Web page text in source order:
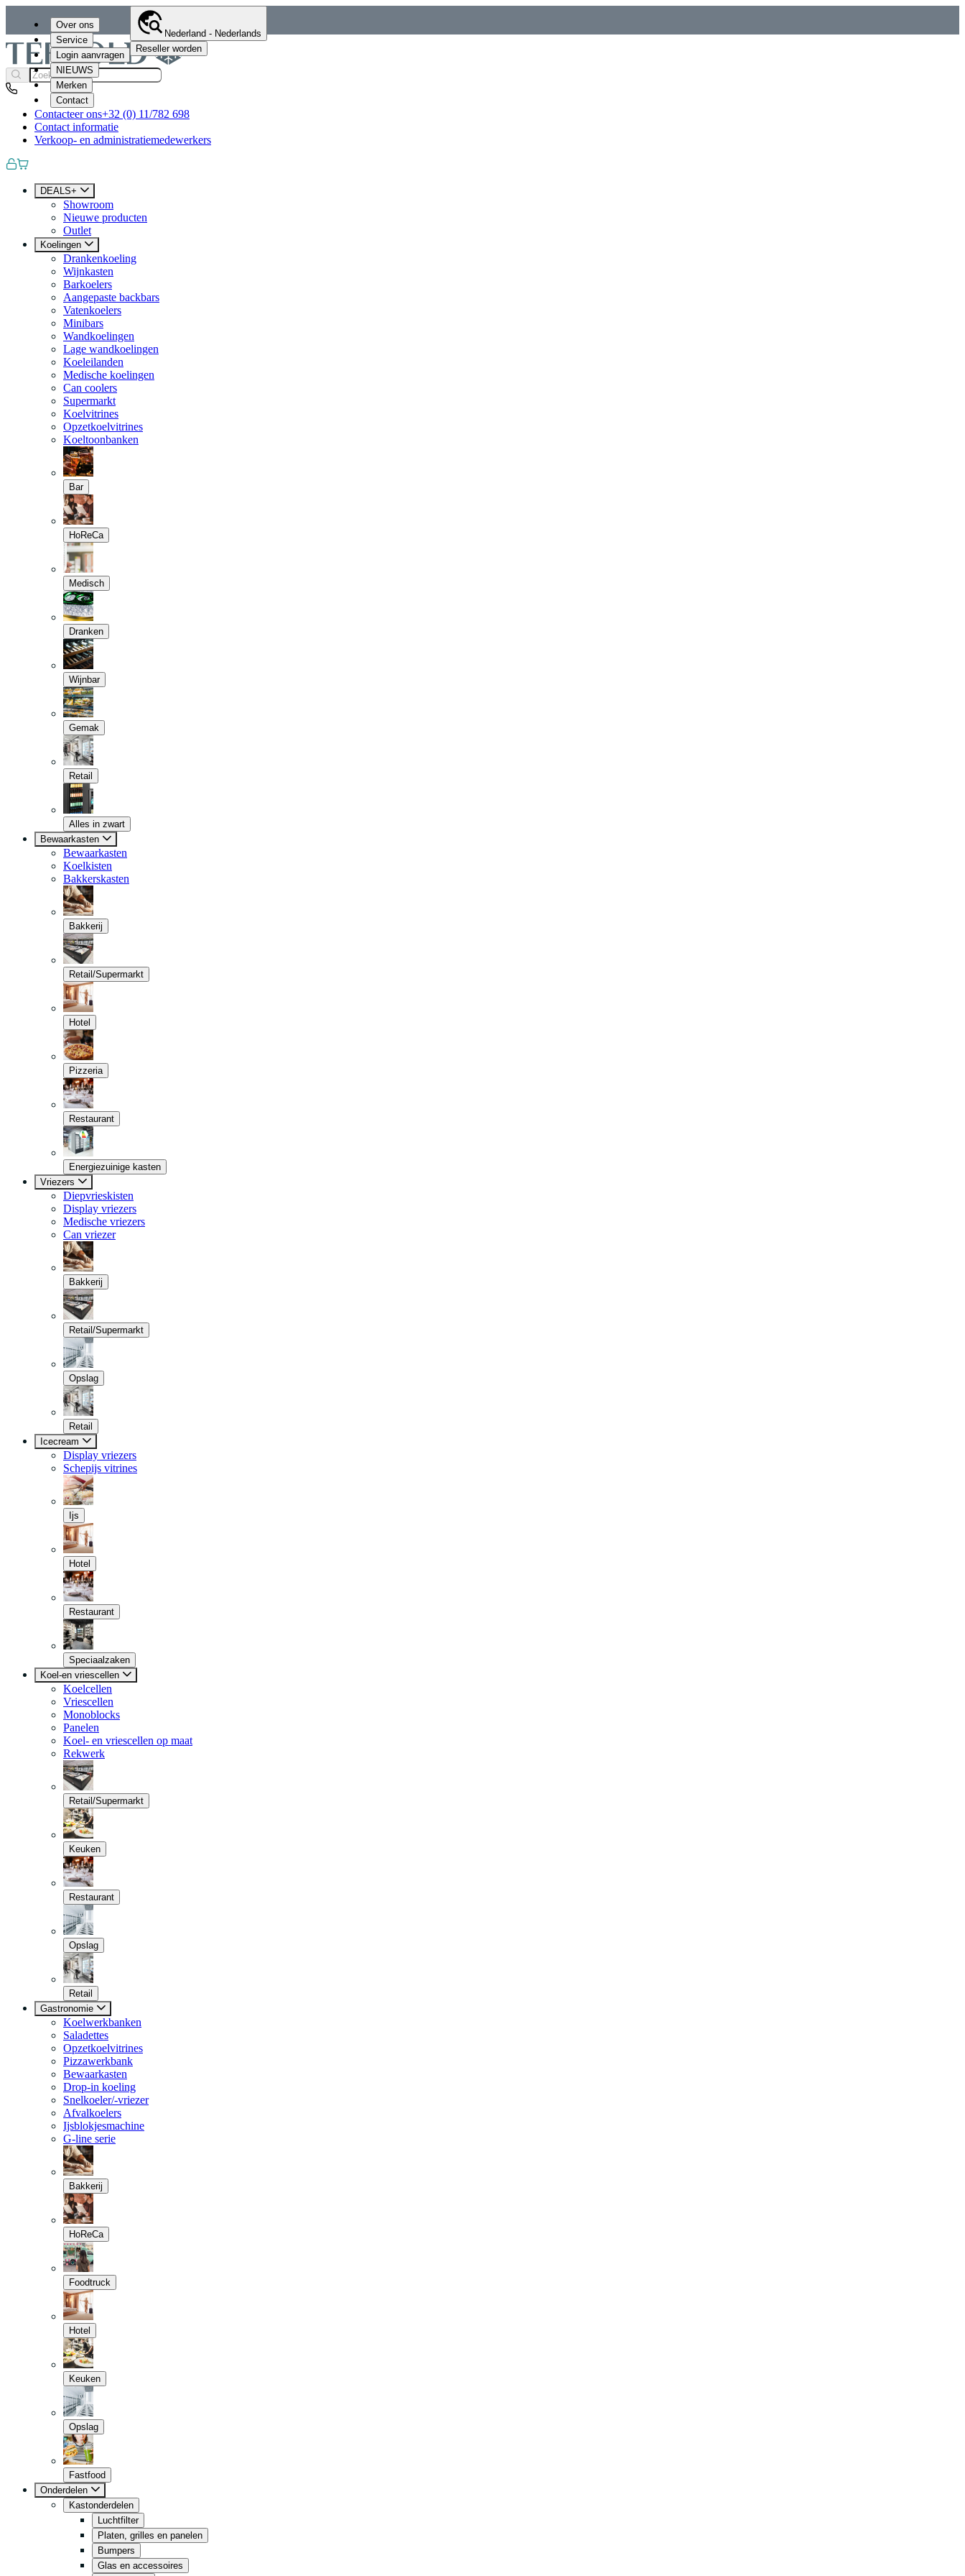
Over ons
Service
Login aanvragen
NIEUWS
Merken
Contact
Nederland - Nederlands
Reseller worden
Contacteer ons+32 (0) 11/782 698
Contact informatie
Verkoop- en administratiemedewerkers
DEALS+
Showroom
Nieuwe producten
Outlet
Koelingen
Drankenkoeling
Wijnkasten
Barkoelers
Aangepaste backbars
Vatenkoelers
Minibars
Wandkoelingen
Lage wandkoelingen
Koeleilanden
Medische koelingen
Can coolers
Supermarkt
Koelvitrines
Opzetkoelvitrines
Koeltoonbanken
Bar
HoReCa
Medisch
Dranken
Wijnbar
Gemak
Retail
Alles in zwart
Bewaarkasten
Bewaarkasten
Koelkisten
Bakkerskasten
Bakkerij
Retail/Supermarkt
Hotel
Pizzeria
Restaurant
Energiezuinige kasten
Vriezers
Diepvrieskisten
Display vriezers
Medische vriezers
Can vriezer
Bakkerij
Retail/Supermarkt
Opslag
Retail
Icecream
Display vriezers
Schepijs vitrines
Ijs
Hotel
Restaurant
Speciaalzaken
Koel-en vriescellen
Koelcellen
Vriescellen
Monoblocks
Panelen
Koel- en vriescellen op maat
Rekwerk
Retail/Supermarkt
Keuken
Restaurant
Opslag
Retail
Gastronomie
Koelwerkbanken
Saladettes
Opzetkoelvitrines
Pizzawerkbank
Bewaarkasten
Drop-in koeling
Snelkoeler/-vriezer
Afvalkoelers
Ijsblokjesmachine
G-line serie
Bakkerij
HoReCa
Foodtruck
Hotel
Keuken
Opslag
Fastfood
Onderdelen
Kastonderdelen
Luchtfilter
Platen, grilles en panelen
Bumpers
Glas en accessoires